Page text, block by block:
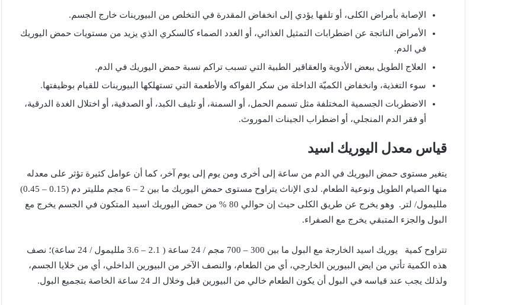
الإصابة بأمراض الكلى، أو تلفها يؤدي إلى انخفاض المقدرة في التخلص من البيورينات خارج الجسم.
الأمراض
الناتجة عن اضطرابات التمثيل الغذائي، أو الغدد الصماء كالسكري الذي يزيد من مستويات حمض
اليوريك
في
الدم.
العلاج
الطويل ببعض الأدوية والعقاقير الطبية التي تسبب تراكم نسبة حمض اليوريك في الدم.
سوء
التغذية، وانخفاض الكميّة الداخلة من سكر الفواكه والأطعمة التي تستهلكها البيورينات للقيام بوظيفتها.
الاضطربات
الجسمية المختلفة مثل تسمم الحمل، أو السمنة، أو تليف الكبد، أو الصدفية، أو اختلال الغدة
الدرقية،
أو فقر الدم المنجلي، أو اضطراب الجينات الموروث.
قياس معدل اليوريك اسيد
يتغير مستوى حمض اليوريك في الدم من ساعة إلى أخرى ومن يوم إلى يوم آخر، كما أن عوامل كثيرة تؤثر على معدله
منها الصيام الطويل ونوعية الطعام. لدى الإناث يتراوح مستوى حمض اليوريك ما بين مجم ملليتر دم (0.15 – 0.45)
ملليمول/ لتر . وهو يخرج عن طريق الكلى حيث إن حوالي من حمض اليوريك اسيد المتكون في الجسم يخرج مع
البول والجزء المتبقي يخرج مع الصفراء.
تتراوح كمية يوريك اسيد الخارجة مع البول ما بين مجم / 24 ساعة ( 2.1 – 3.6 ملليمول / 24 ساعة)؛ نصف
هذه الكمية تأتي من ايض البيورين الخارجي، أي من الطعام، والنصف الآخر من البيورين الداخلي، أي من خلايا الجسم،
ولذلك يجب عند قياسه في البول أن يكون الطعام خالي من البيورين قبل وخلال الـ ساعة الخاصة بتجميع البول.